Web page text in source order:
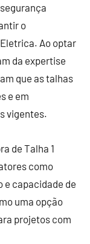
o
Ao optar
da expertise
que as talhas
e em
vigentes.
de Talha 1
como
e capacidade de
uma opção
projetos com